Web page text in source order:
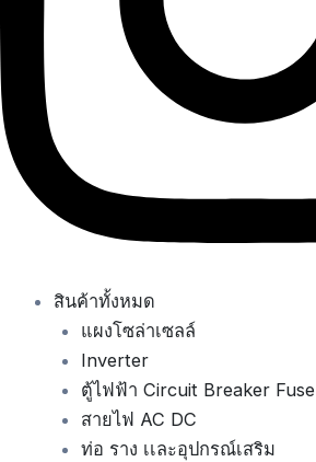
สินค้าทั้งหมด
แผงโซล่าเซลล์
Inverter
ตู้ไฟฟ้า Circuit Breaker Fuse
สายไฟ AC DC
ท่อ ราง เเละอุปกรณ์เสริม